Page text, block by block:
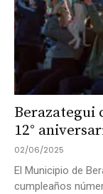
Berazategui
12°
02/06/2025
El Municipio de
cumpleaños